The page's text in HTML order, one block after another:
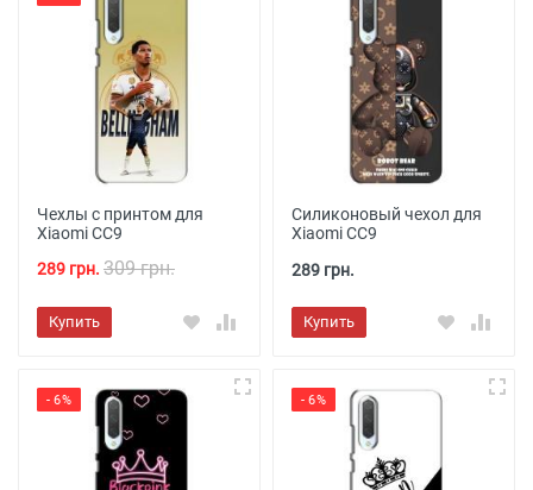
Чехлы с принтом для
Xiaomi CC9
289 грн. 309 грн.
Купить
Силиконовый чехол для
Xiaomi CC9
289 грн.
Купить
- 6% - 6%